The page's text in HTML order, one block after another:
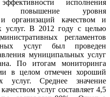
исполнения
повышение уровня
организаций качеством и
услуг. В 2012 году с целью
регламентов
услуг был проведен
муниципальных услуг
По итогам мониторинга
в целом отмечен хороший
услуг. Среднее значение
услуг составляет 4,5